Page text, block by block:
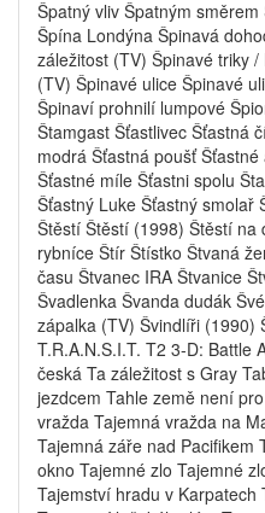
Špatný vliv Špatným
Špína Londýna Špinavá
záležitost (TV) Špinavé triky
(TV) Špinavé ulice Špinavé
Špinaví prohnilí lumpové
Štamgast Šťastlivec Šťastná
modrá Šťastná poušť
Šťastné míle Šťastni spolu
Šťastný Luke Šťastný smolař
Štěstí Štěstí (1998) Štěstí na
rybníce Štír Štístko Štvaná
času Štvanec IRA Štvanice
Švadlenka Švanda dudák
zápalka (TV) Švindlíři (1990)
T.R.A.N.S.I.T. T2 3-D: Battle
česká Ta záležitost s Gray
jezdcem Tahle země není
vražda Tajemná vražda na
Tajemná záře nad Pacifikem
okno Tajemné zlo Tajemné
Tajemství hradu v